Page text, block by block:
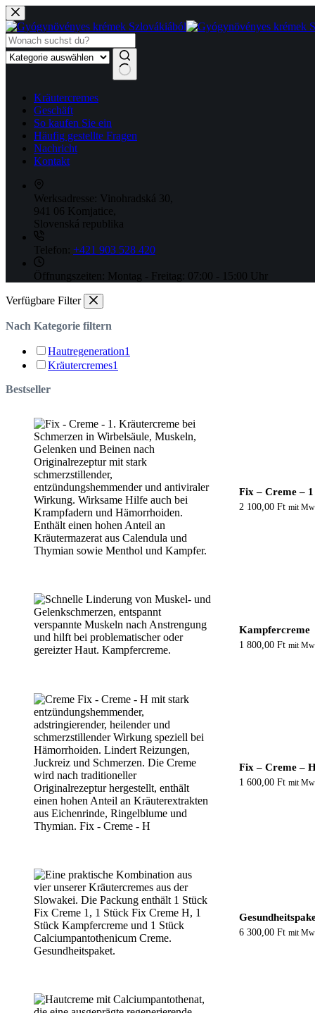
Zum
Inhalt
springen
ErgebnisseKräutercremes
Geschäft
So kaufen Sie ein
Häufig gestellte Fragen
Nachricht
Kontakt
Werksadresse: Vinohradská 30,
941 06 Komjatice,
Slovenská republika
Telefon: +421 903 528 420
Öffnungszeiten: Montag - Freitag: 07:00 - 15:00 Uhr
Verfügbare Filter
Nach Kategorie filtern
Hautregeneration1
Kräutercremes1
Bestseller
Fix – Creme – 1
2 100,00 Ft mit
Kampfercreme
1 800,00 Ft mit
Fix – Creme –
1 600,00 Ft mit
6 300,00 Ft mit